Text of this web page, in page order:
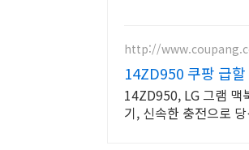
http://
14ZD950 쿠팡 급
14ZD950, LG 그램 맥
기, 신속한 충전으로